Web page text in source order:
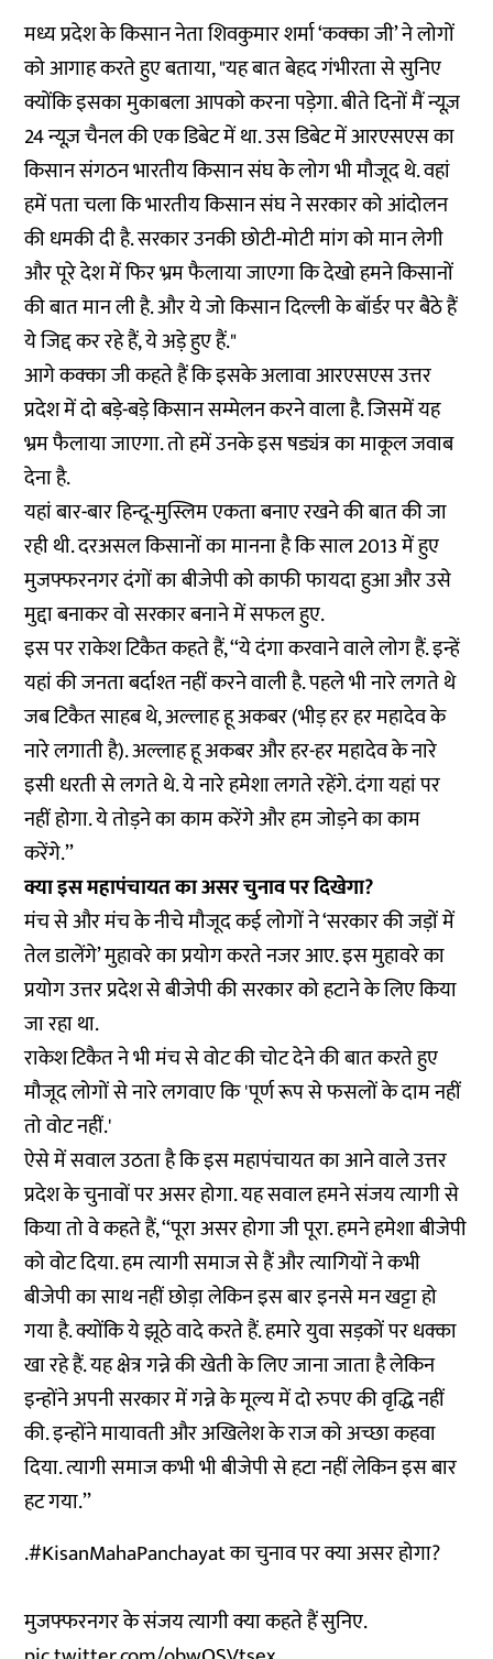
मध्य प्रदेश के किसान नेता शिवकुमार शर्मा ‘कक्का जी’ ने लोगों
को आगाह करते हुए बताया, "यह बात बेहद गंभीरता से सुनिए
क्योंकि इसका मुकाबला आपको करना पड़ेगा. बीते दिनों मैं न्यूज़
24 न्यूज़ चैनल की एक डिबेट में था. उस डिबेट में आरएसएस का
किसान संगठन भारतीय किसान संघ के लोग भी मौजूद थे. वहां
हमें पता चला कि भारतीय किसान संघ ने सरकार को आंदोलन
की धमकी दी है. सरकार उनकी छोटी-मोटी मांग को मान लेगी
और पूरे देश में फिर भ्रम फैलाया जाएगा कि देखो हमने किसानों
की बात मान ली है. और ये जो किसान दिल्ली के बॉर्डर पर बैठे हैं
ये जिद्द कर रहे हैं, ये अड़े हुए हैं."
आगे कक्का जी कहते हैं कि इसके अलावा आरएसएस उत्तर
प्रदेश में दो बड़े-बड़े किसान सम्मेलन करने वाला है. जिसमें यह
भ्रम फैलाया जाएगा. तो हमें उनके इस षड्यंत्र का माकूल जवाब
देना है.
यहां बार-बार हिन्दू-मुस्लिम एकता बनाए रखने की बात की जा
रही थी. दरअसल किसानों का मानना है कि साल 2013 में हुए
मुजफ्फरनगर दंगों का बीजेपी को काफी फायदा हुआ और उसे
मुद्दा बनाकर वो सरकार बनाने में सफल हुए.
इस पर राकेश टिकैत कहते हैं, ‘‘ये दंगा करवाने वाले लोग हैं. इन्हें
यहां की जनता बर्दाश्त नहीं करने वाली है. पहले भी नारे लगते थे
जब टिकैत साहब थे, अल्लाह हू अकबर (भीड़ हर हर महादेव के
नारे लगाती है). अल्लाह हू अकबर और हर-हर महादेव के नारे
इसी धरती से लगते थे. ये नारे हमेशा लगते रहेंगे. दंगा यहां पर
नहीं होगा. ये तोड़ने का काम करेंगे और हम जोड़ने का काम
करेंगे.’’
क्या इस महापंचायत का असर चुनाव पर दिखेगा?
मंच से और मंच के नीचे मौजूद कई लोगों ने ‘सरकार की जड़ों में
तेल डालेंगे’ मुहावरे का प्रयोग करते नजर आए. इस मुहावरे का
प्रयोग उत्तर प्रदेश से बीजेपी की सरकार को हटाने के लिए किया
जा रहा था.
राकेश टिकैत ने भी मंच से वोट की चोट देने की बात करते हुए
मौजूद लोगों से नारे लगवाए कि 'पूर्ण रूप से फसलों के दाम नहीं
तो वोट नहीं.'
ऐसे में सवाल उठता है कि इस महापंचायत का आने वाले उत्तर
प्रदेश के चुनावों पर असर होगा. यह सवाल हमने संजय त्यागी से
किया तो वे कहते हैं, ‘‘पूरा असर होगा जी पूरा. हमने हमेशा बीजेपी
को वोट दिया. हम त्यागी समाज से हैं और त्यागियों ने कभी
बीजेपी का साथ नहीं छोड़ा लेकिन इस बार इनसे मन खट्टा हो
गया है. क्योंकि ये झूठे वादे करते हैं. हमारे युवा सड़कों पर धक्का
खा रहे हैं. यह क्षेत्र गन्ने की खेती के लिए जाना जाता है लेकिन
इन्होंने अपनी सरकार में गन्ने के मूल्य में दो रुपए की वृद्धि नहीं
की. इन्होंने मायावती और अखिलेश के राज को अच्छा कहवा
दिया. त्यागी समाज कभी भी बीजेपी से हटा नहीं लेकिन इस बार
हट गया.’’
.#KisanMahaPanchayatका चुनाव पर क्या असर होगा?
मुजफ्फरनगर के संजय त्यागी क्या कहते हैं सुनिए.